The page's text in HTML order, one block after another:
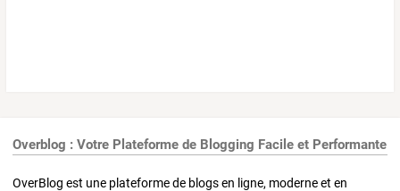
Overblog : Votre Plateforme de Blogging Facile et Performante
OverBlog est une plateforme de blogs en ligne, moderne et en